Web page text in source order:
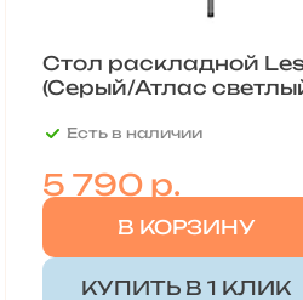
Стол раскладной
(Серый/Атлас
Есть в наличии
5 790р.
В КОРЗИНУ
КУПИТЬ В 1 КЛИК